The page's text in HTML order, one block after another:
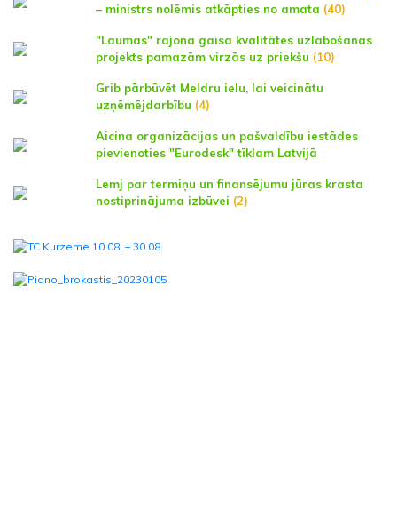
– ministrs nolēmis atkāpties no amata (40)
"Laumas" rajona gaisa kvalitātes uzlabošanas
projekts pamazām virzās uz priekšu (10)
Grib pārbūvēt Meldru ielu, lai veicinātu
uzņēmējdarbību (4)
Aicina organizācijas un pašvaldību iestādes
pievienoties "Eurodesk" tīklam Latvijā
Lemj par termiņu un finansējumu jūras krasta
nostiprinājuma izbūvei (2)